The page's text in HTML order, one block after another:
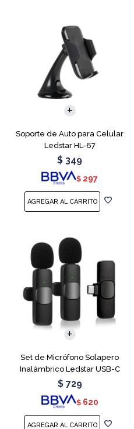
Soporte de Auto para Celular
Ledstar HL-67
$ 349
$ 297
Set de Micrófono Solapero
Inalámbrico Ledstar USB-C
$ 729
$ 620